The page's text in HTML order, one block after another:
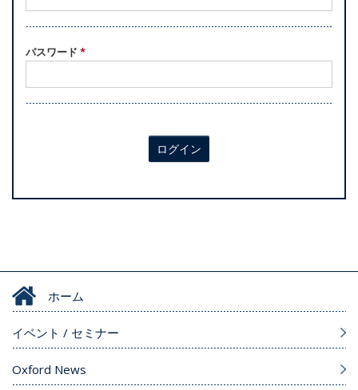
パスワード *
ログイン
ホーム
イベント / セミナー
Oxford News